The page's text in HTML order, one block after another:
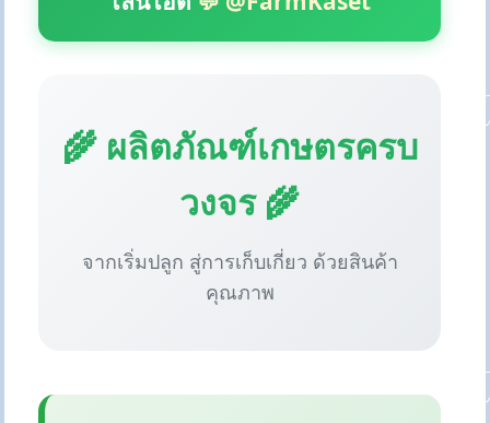
🌾 ผลิตภัณฑ์เกษตรครบ
วงจร 🌾
จากเริ่มปลูก สู่การเก็บเกี่ยว ด้วยสินค้า
คุณภาพ